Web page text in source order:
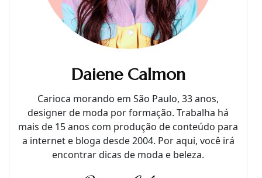
Daiene Calmon
Carioca morando em São Paulo, 33 anos,
designer de moda por formação. Trabalha há
mais de 15 anos com produção de conteúdo para
a internet e bloga desde 2004. Por aqui, você irá
encontrar dicas de moda e beleza.